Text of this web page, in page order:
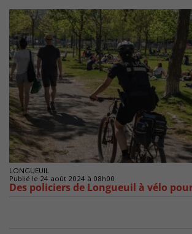
LONGUEUIL
Publié le 24 août 2024 à 08h00
Des policiers de Longueuil à vélo